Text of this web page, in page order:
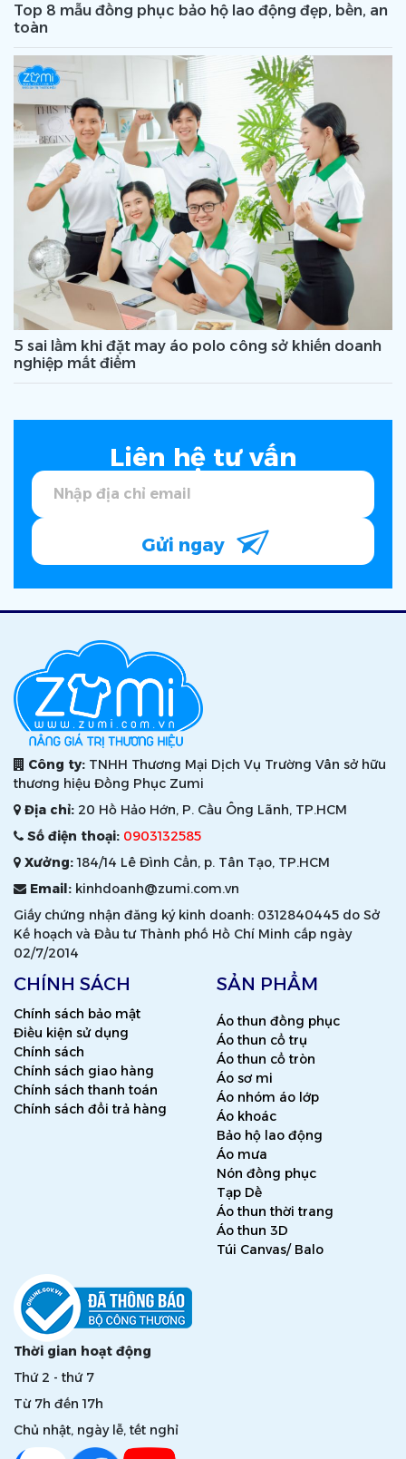
Top 8 mẫu đồng phục bảo hộ lao động đẹp, bền, an
toàn
5 sai lầm khi đặt may áo polo công sở khiến doanh
nghiệp mất điểm
Liên hệ tư vấn
Gửi ngay
Công ty: TNHH Thương Mại Dịch Vụ Trường Vân sở hữu
thương hiệu Đồng Phục Zumi
Địa chỉ: 20 Hồ Hảo Hớn, P. Cầu Ông Lãnh, TP.HCM
Số điện thoại: 0903132585
Xưởng:184/14 Lê Đình Cẩn, p. Tân Tạo, TP.HCM
Email: kinhdoanh@zumi.com.vn
Giấy chứng nhận đăng ký kinh doanh: 0312840445 do Sở
Kế hoạch và Đầu tư Thành phố Hồ Chí Minh cấp ngày
02/7/2014
CHÍNH SÁCH
Chính sách bảo mật
Điều kiện sử dụng
Chính sách
Chính sách giao hàng
Chính sách thanh toán
Chính sách đổi trả hàng
SẢN PHẨM
Áo thun đồng phục
Áo thun cổ trụ
Áo thun cổ tròn
Áo sơ mi
Áo nhóm áo lớp
Áo khoác
Bảo hộ lao động
Áo mưa
Nón đồng phục
Tạp Dề
Áo thun thời trang
Áo thun 3D
Túi Canvas/ Balo
Thời gian hoạt động
Thứ 2 - thứ 7
Từ 7h đến 17h
Chủ nhật, ngày lễ, tết nghỉ